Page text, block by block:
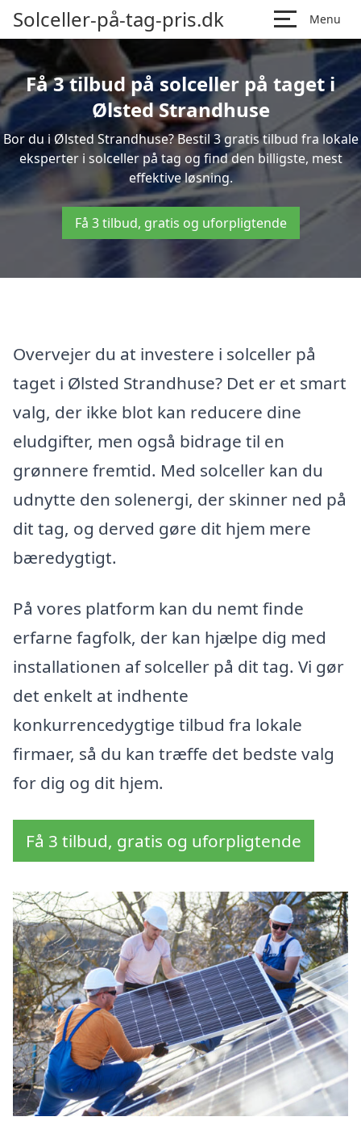
Solceller-på-tag-pris.dk Menu
Få 3 tilbud på solceller på taget i
Ølsted Strandhuse
Bor du i Ølsted Strandhuse? Bestil 3 gratis tilbud fra lokale
eksperter i solceller på tag og find den billigste, mest
effektive løsning.
Få 3 tilbud, gratis og uforpligtende
Overvejer du at investere i solceller på
taget i Ølsted Strandhuse? Det er et smart
valg, der ikke blot kan reducere dine
eludgifter, men også bidrage til en
grønnere fremtid. Med solceller kan du
udnytte den solenergi, der skinner ned på
dit tag, og derved gøre dit hjem mere
bæredygtigt.
På vores platform kan du nemt finde
erfarne fagfolk, der kan hjælpe dig med
installationen af solceller på dit tag. Vi gør
det enkelt at indhente
konkurrencedygtige tilbud fra lokale
firmaer, så du kan træffe det bedste valg
for dig og dit hjem.
Få 3 tilbud, gratis og uforpligtende